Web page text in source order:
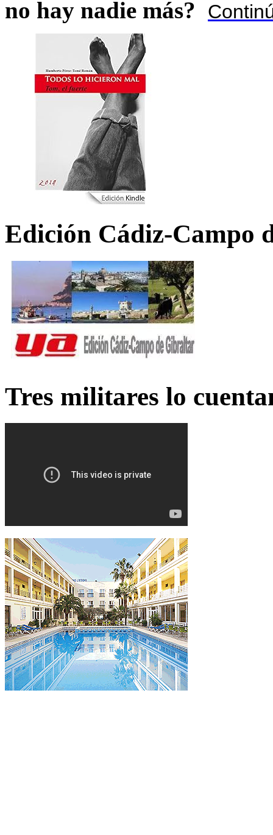
no hay nadie más?
Edición Cádiz-Campo
Tres militares lo